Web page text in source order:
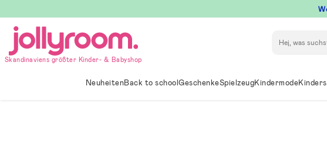
till
innehållet
Skandinaviens größter Kinder- & Babyshop
NeuheitenBack to schoolGeschenkeSpielzeugKindermode